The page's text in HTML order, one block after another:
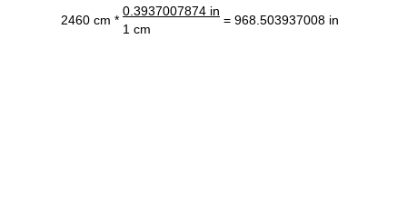
2460 cm *
0.3937007874 in
= 968.503937008 in
1 cm